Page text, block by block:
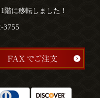
階に移転しました！
3755